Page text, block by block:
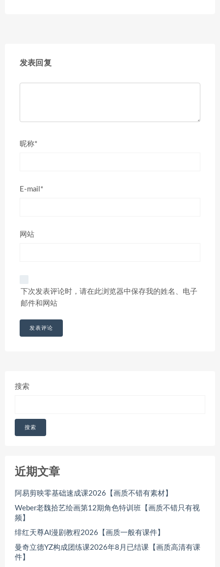
发表回复
昵称*
E-mail*
网站
下次发表评论时，请在此浏览器中保存我的姓名、电子
邮件和网站
搜索
搜索
近期文章
阿易剪映零基础速成课2026【画质不错有素材】
Weber老魏拾艺绘画第12期角色特训班【画质不错只有视
频】
绯红天尊AI漫剧教程2026【画质一般有课件】
曼奇立德YZ构成团练课2026年8月已结课【画质高清有课
件】